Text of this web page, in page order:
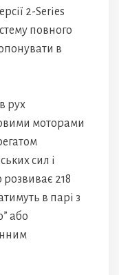
2-Series
повного
в
рух
моторами
сил і
розвиває 218
в парі з
або